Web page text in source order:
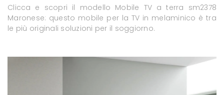
Clicca e scopri il modello Mobile TV a terra sm2378
Maronese: questo mobile per la TV in melaminico è tra
le più originali soluzioni per il soggiorno.